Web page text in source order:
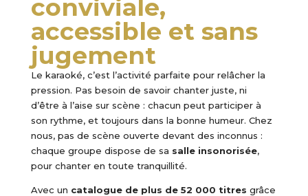
conviviale,
accessible et sans
jugement
Le karaoké, c’est l’activité parfaite pour relâcher la
pression. Pas besoin de savoir chanter juste, ni
d’être à l’aise sur scène : chacun peut participer à
son rythme, et toujours dans la bonne humeur. Chez
nous, pas de scène ouverte devant des inconnus :
chaque groupe dispose de sa salle insonorisée,
pour chanter en toute tranquillité.
Avec un catalogue de plus de 52 000 titres grâce